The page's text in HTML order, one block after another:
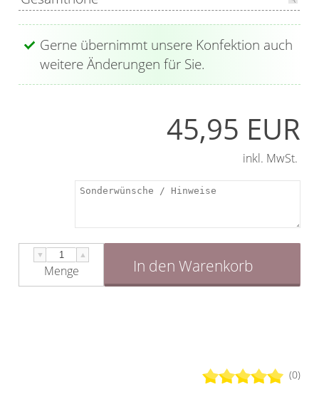
Gerne übernimmt unsere Konfektion auch
weitere Änderungen für Sie.
(0)
45,95 EUR
inkl. MwSt.
▼ ▲
Menge In den Warenkorb